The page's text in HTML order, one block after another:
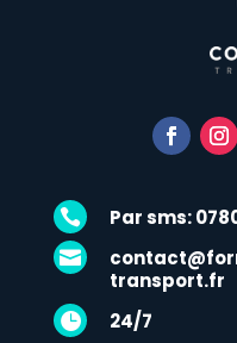
 Par sms:

transport.fr
 24/7